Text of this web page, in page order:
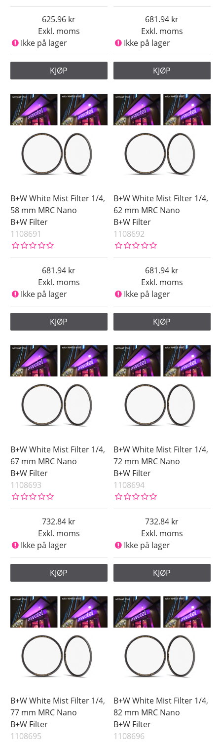
Exkl. moms
625.96
Ikke på lager
KJØP
Exkl. moms
681.94
Ikke på lager
KJØP
B+W White Mist Filter 1/4,
58 mm MRC Nano
B+W Filter
1108691
Exkl. moms
681.94
Ikke på lager
KJØP
B+W White Mist Filter 1/4,
62 mm MRC Nano
B+W Filter
1108692
Exkl. moms
681.94
Ikke på lager
KJØP
B+W White Mist Filter 1/4,
67 mm MRC Nano
B+W Filter
1108693
Exkl. moms
732.84
Ikke på lager
KJØP
B+W White Mist Filter 1/4,
72 mm MRC Nano
B+W Filter
1108694
Exkl. moms
732.84
Ikke på lager
KJØP
B+W White Mist Filter 1/4,
77 mm MRC Nano
B+W Filter
1108695
B+W White Mist Filter 1/4,
82 mm MRC Nano
B+W Filter
1108696